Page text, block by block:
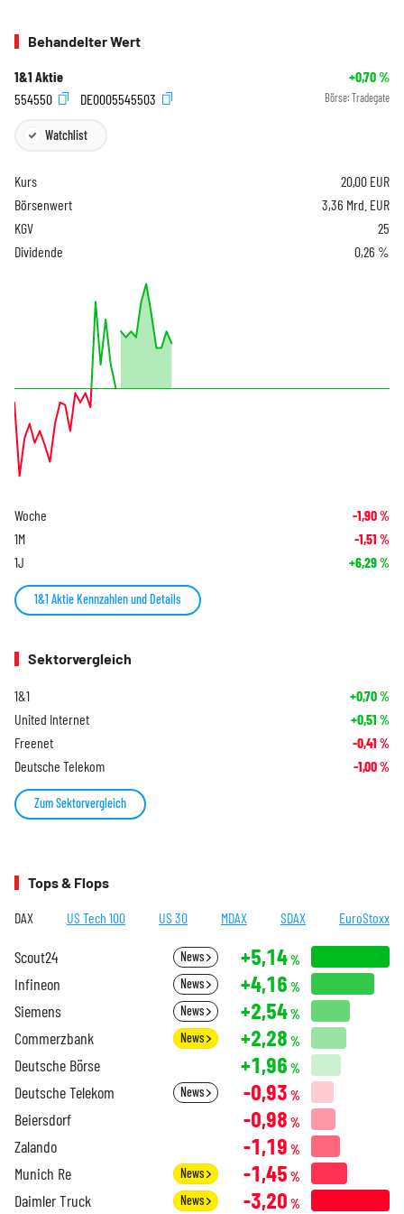
Behandelter Wert
1&1 Aktie +0,70%
554550
DE0005545503 Börse: Tradegate
Watchlist
Kurs 20,00 EUR
Börsenwert
3,36 Mrd. EUR
KGV
25
Dividende
0,26 %
Woche -1,90%
1M -1,51 %
1J +6,29%
1&1 Aktie Kennzahlen und Details
Sektorvergleich
1&1 +0,70%
United Internet +0,51 %
Freenet -0,41 %
Deutsche Telekom -1,00%
Zum Sektorvergleich
Tops & Flops
DAX US Tech 100 US 30 MDAX SDAX EuroStoxx
Scout24 News +5,14%
Infineon News +4,16 %
Siemens News +2,54%
Commerzbank News +2,28 %
Deutsche Börse +1,96 %
Deutsche Telekom News -0,93 %
Beiersdorf -0,98 %
Zalando -1,19 %
Munich Re News -1,45 %
Daimler Truck News -3,20 %